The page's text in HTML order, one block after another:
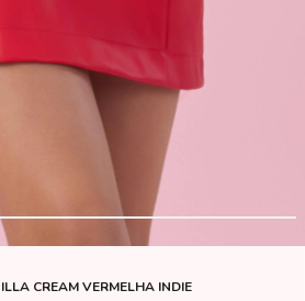
CREAM VERMELHA INDIE